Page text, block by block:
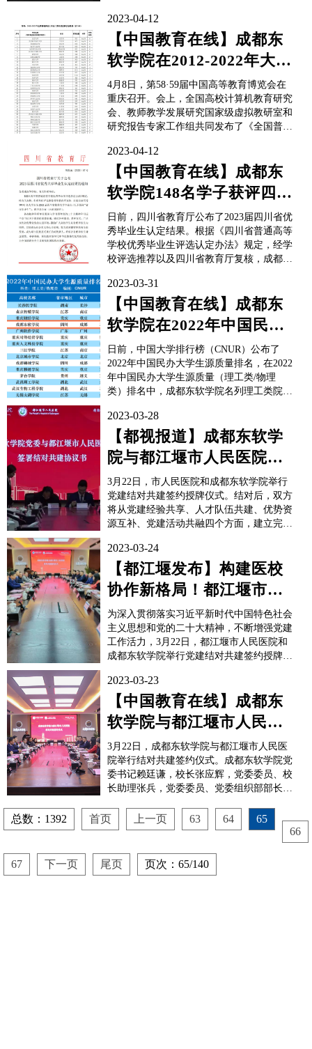
结。他回顾了2023届毕业生毕业去向落实情
况，分析了本学期已开展就业工作情况，并
明确下一步就业工作重点任务。当前，2023
届毕业...
2023-04-12
【中国教育在线】成都东
软学院在2012-2022年大学
生计算机类竞赛状态数
据...
4月8日，第58·59届中国高等教育博览会在
重庆召开。会上，全国高校计算机教育研究
会、教师教学发展研究国家级虚拟教研室和
研究报告专家工作组共同发布了《全国普通
该报告首次发布。在报告中，《2012-2022
年全国普通高校大学生计算机类竞赛状态数
据（前54%）》显示，成都东软学院在
2012-...
2023-04-12
【中国教育在线】成都东
软学院148名学子获评四川
省优秀毕业生
日前，四川省教育厅公布了2023届四川省优
秀毕业生认定结果。根据《四川省普通高等
学校优秀毕业生评选认定办法》规定，经学
校评选推荐以及四川省教育厅复核，成都东
秀毕业生。校方表示，将继续深入学习贯彻
党的二十大精神和习近平总书记关于教育的
重要论述，通过各种渠道、多种方式，广泛
宣传省级优秀...
2023-03-31
【中国教育在线】成都东
软学院在2022年中国民办
大学生源质量（理工类）
排名中...
日前，中国大学排行榜（CNUR）公布了
2022年中国民办大学生源质量排名，在2022
年中国民办大学生源质量（理工类/物理
类）排名中，成都东软学院名列理工类院校
学生源质量（文史类/历史类）排名中的理
工类院校TOP5。（院校类型参考中国教育
在线）近年来，成都东软学院本科录取规模
屡创新高，生源...
2023-03-28
【都视报道】成都东软学
院与都江堰市人民医院结
对
3月22日，市人民医院和成都东软学院举行
党建结对共建签约授牌仪式。结对后，双方
将从党建经验共享、人才队伍共建、优势资
源互补、党建活动共融四个方面，建立完善
等举措，让数字科技与健康医疗双向赋能。
原文链接：
https://dujiangyanfabu.cdmp.candocloud.cn/wap...
2023-03-24
【都江堰发布】构建医校
协作新格局！都江堰市人
民医院与成都东软学院结
对！
为深入贯彻落实习近平新时代中国特色社会
主义思想和党的二十大精神，不断增强党建
工作活力，3月22日，都江堰市人民医院和
成都东软学院举行党建结对共建签约授牌仪
结对共建协议书。现场授予中共都江堰市人
民医院医学影像科支部委员会与中共成都东
软学院健康医疗科技学院党总支、中共都江
堰市人民医院行政第四支部委员...
2023-03-23
【中国教育在线】成都东
软学院与都江堰市人民医
院举行结对共建签约仪式
3月22日，成都东软学院与都江堰市人民医
院举行结对共建签约仪式。成都东软学院党
委书记赖廷谦，校长张应辉，党委委员、校
长助理张兵，党委委员、党委组织部部长黄
长欧阳稚文，都江堰市人民医院党委书记郑
传东，党委副书记、院长陈堃，党委委员、
副院长凌波、李宇，党委委员、纪委委员张
大铮出席签约仪式，仪...
总数：1392 首页 上一页 63 64
65
66
67 下一页 尾页 页次：65/140